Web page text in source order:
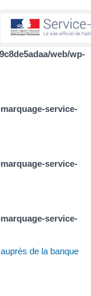
web/wp-
service-
service-
service-
de la banque